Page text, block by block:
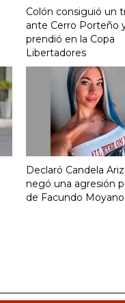
Colón consiguió un
ante Cerro Porteño
prendió en la Copa
Libertadores
Declaró Candela
negó una agresión
de Facundo Moyano